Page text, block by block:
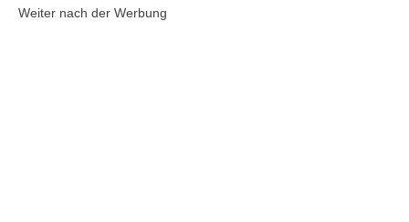
Weiter nach der Werbung